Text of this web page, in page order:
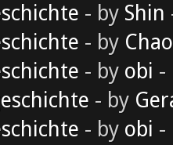
- by Shin
- by
- by obi -
- by
- by obi -